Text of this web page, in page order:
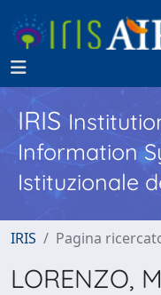
IRIS
Information
Istituzionale
IRIS Pagina
LORENZO,